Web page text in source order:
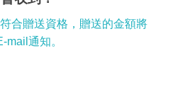
合贈送資格，贈送的金額將
mail通知。